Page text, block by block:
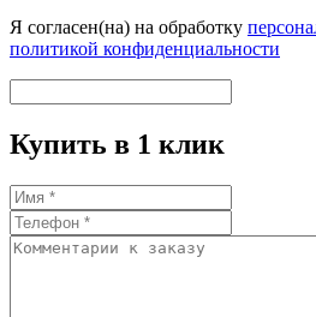
Я согласен(на) на обработку
политикой конфиденциальности
Купить в 1 клик